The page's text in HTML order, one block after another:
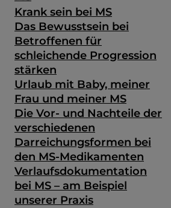
Krank sein bei MS
Das Bewusstsein bei
Betroffenen für
schleichende Progression
stärken
Urlaub mit Baby, meiner
Frau und meiner MS
Die Vor- und Nachteile der
verschiedenen
Darreichungsformen bei
den MS-Medikamenten
Verlaufsdokumentation
bei MS – am Beispiel
unserer Praxis